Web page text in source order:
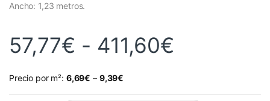
Ancho: 1,23 metros.
57,77€ - 411,60€
Precio por m²: 6,69€ – 9,39€